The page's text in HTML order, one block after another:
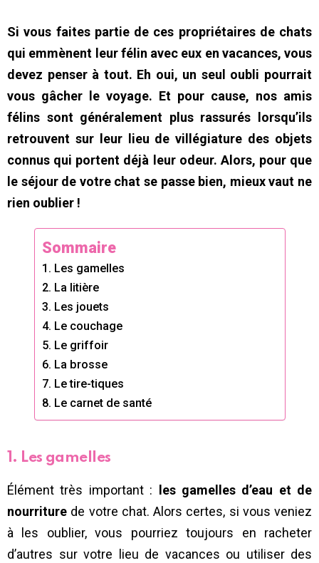
Si vous faites partie de ces propriétaires de chats
qui emmènent leur félin avec eux en vacances, vous
devez penser à tout. Eh oui, un seul oubli pourrait
vous gâcher le voyage. Et pour cause, nos amis
félins sont généralement plus rassurés lorsqu’ils
retrouvent sur leur lieu de villégiature des objets
connus qui portent déjà leur odeur. Alors, pour que
le séjour de votre chat se passe bien, mieux vaut ne
rien oublier !
Sommaire
1. Les gamelles
2. La litière
3. Les jouets
4. Le couchage
5. Le griffoir
6. La brosse
7. Le tire-tiques
8. Le carnet de santé
1. Les gamelles
Élément très important :
les gamelles d’eau et de
nourriture de votre chat. Alors certes, si vous veniez
à les oublier, vous pourriez toujours en racheter
d’autres sur votre lieu de vacances ou utiliser des